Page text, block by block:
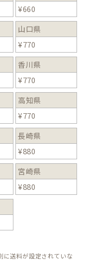
¥660
山口県
¥770
香川県
¥770
高知県
¥770
長崎県
¥880
宮崎県
¥880
に送料が設定されていな